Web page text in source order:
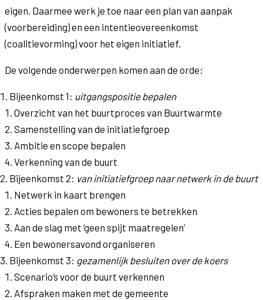
eigen. Daarmee werk je toe naar een plan van aanpak
(voorbereiding) en een intentieovereenkomst
(coalitievorming) voor het eigen initiatief.
De volgende onderwerpen komen aan de orde:
Bijeenkomst 1: uitgangspositie bepalen
Overzicht van het buurtproces van Buurtwarmte
Samenstelling van de initiatiefgroep
Ambitie en scope bepalen
Verkenning van de buurt
Bijeenkomst 2: van initiatiefgroep naar netwerk in de buurt
Netwerk in kaart brengen
Acties bepalen om bewoners te betrekken
Aan de slag met ‘geen spijt maatregelen’
Een bewonersavond organiseren
Bijeenkomst 3: gezamenlijk besluiten over de koers
Scenario’s voor de buurt verkennen
Afspraken maken met de gemeente